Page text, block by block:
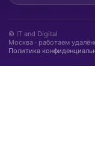
© IT and Digital
Москва · работаем
Политика